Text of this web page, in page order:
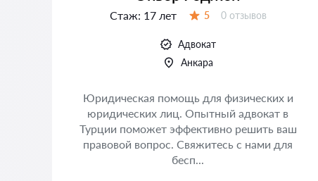
Стаж: 17 лет 5 Отзывов:
0 отзывов
Адвокат
Анкара
Юридическая помощь для физических и
юридических лиц. Опытный адвокат в
Турции поможет эффективно решить ваш
правовой вопрос. Свяжитесь с нами для
бесп...